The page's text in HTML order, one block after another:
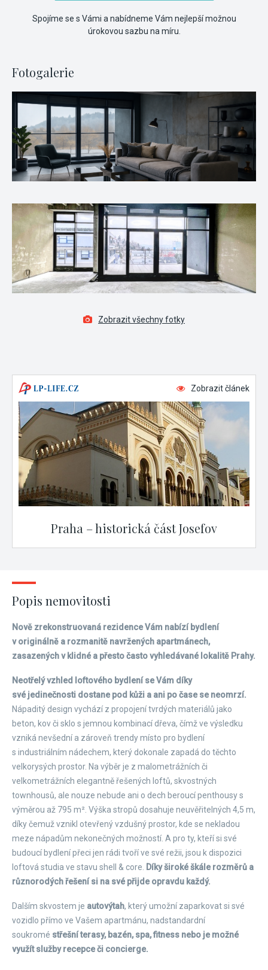
Spojíme se s Vámi a nabídneme Vám nejlepší možnou
úrokovou sazbu na míru.
Fotogalerie
Zobrazit všechny fotky
Zobrazit článek
Praha – historická část Josefov
Popis nemovitosti
Nově zrekonstruovaná rezidence Vám nabízí bydlení
v originálně a rozmanitě navržených apartmánech,
zasazených v klidné a přesto často vyhledávané lokalitě Prahy.
Neotřelý vzhled loftového bydlení se Vám díky
své jedinečnosti dostane pod kůži a ani po čase se neomrzí.
Nápaditý design vychází z propojení tvrdých materiálů jako
beton, kov či sklo s jemnou kombinací dřeva, čímž ve výsledku
vzniká nevšední a zároveň trendy místo pro bydlení
s industriálním nádechem, který dokonale zapadá do těchto
velkorysých prostor. Na výběr je z malometrážních či
velkometrážních elegantně řešených loftů, skvostných
townhousů, ale nouze nebude ani o dech beroucí penthousy s
výměrou až 795 m². Výška stropů dosahuje neuvěřitelných 4,5 m,
díky čemuž vznikl otevřený vzdušný prostor, kde se nekladou
meze nápadům nekonečných možností. A pro ty, kteří si své
budoucí bydlení přeci jen rádi tvoří ve své režii, jsou k dispozici
loftová studia ve stavu shell & core.
Díky široké škále rozměrů a
různorodých řešení si na své přijde opravdu každý.
Dalším skvostem je autovýtah, který umožní zaparkovat si své
vozidlo přímo ve Vašem apartmánu, nadstandardní
soukromé střešní terasy, bazén, spa, fitness nebo je možné
využít služby recepce či concierge.